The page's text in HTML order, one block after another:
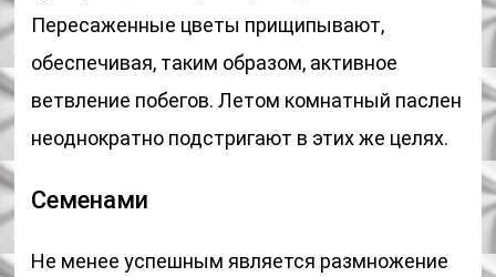
Пересаженные цветы прищипывают,
обеспечивая, таким образом, активное
ветвление побегов. Летом комнатный паслен
неоднократно подстригают в этих же целях.
Семенами
Не менее успешным является размножение